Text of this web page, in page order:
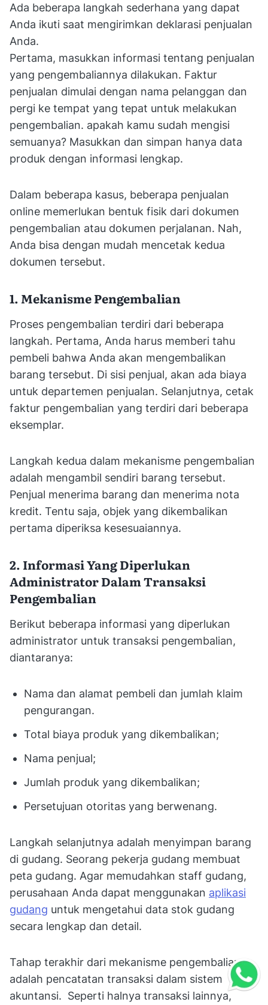
Ada beberapa langkah sederhana yang dapat
Anda ikuti saat mengirimkan deklarasi penjualan
Anda.
Pertama, masukkan informasi tentang penjualan
yang pengembaliannya dilakukan. Faktur
penjualan dimulai dengan nama pelanggan dan
pergi ke tempat yang tepat untuk melakukan
pengembalian. apakah kamu sudah mengisi
semuanya? Masukkan dan simpan hanya data
produk dengan informasi lengkap.
Dalam beberapa kasus, beberapa penjualan
online memerlukan bentuk fisik dari dokumen
pengembalian atau dokumen perjalanan. Nah,
Anda bisa dengan mudah mencetak kedua
dokumen tersebut.
1. Mekanisme Pengembalian
Proses pengembalian terdiri dari beberapa
langkah. Pertama, Anda harus memberi tahu
pembeli bahwa Anda akan mengembalikan
barang tersebut. Di sisi penjual, akan ada biaya
untuk departemen penjualan. Selanjutnya, cetak
faktur pengembalian yang terdiri dari beberapa
eksemplar.
Langkah kedua dalam mekanisme pengembalian
adalah mengambil sendiri barang tersebut.
Penjual menerima barang dan menerima nota
kredit. Tentu saja, objek yang dikembalikan
pertama diperiksa kesesuaiannya.
2. Informasi Yang Diperlukan
Administrator Dalam Transaksi
Pengembalian
Berikut beberapa informasi yang diperlukan
administrator untuk transaksi pengembalian,
diantaranya:
Nama dan alamat pembeli dan jumlah klaim
pengurangan.
Total biaya produk yang dikembalikan;
Nama penjual;
Jumlah produk yang dikembalikan;
Persetujuan otoritas yang berwenang.
Langkah selanjutnya adalah menyimpan barang
di gudang. Seorang pekerja gudang membuat
peta gudang. Agar memudahkan staff gudang,
perusahaan Anda dapat menggunakan aplikasi
gudang untuk mengetahui data stok gudang
secara lengkap dan detail.
Tahap terakhir dari mekanisme pengembalian
adalah pencatatan transaksi dalam sistem
akuntansi. Seperti halnya transaksi lainnya,